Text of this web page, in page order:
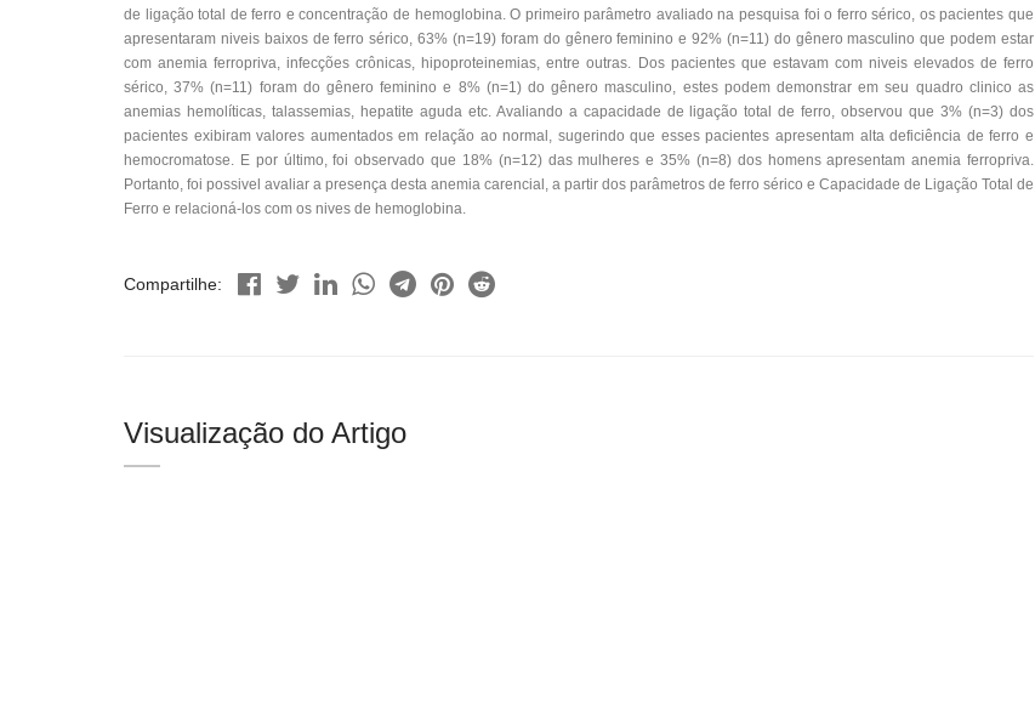
de ligação total de ferro e concentração de hemoglobina. O primeiro parâmetro avaliado na pesquisa foi o ferro sérico, os pacientes que
apresentaram niveis baixos de ferro sérico, 63% (n=19) foram do gênero feminino e 92% (n=11) do gênero masculino que podem estar
com anemia ferropriva, infecções crônicas, hipoproteinemias, entre outras. Dos pacientes que estavam com niveis elevados de ferro
sérico, 37% (n=11) foram do gênero feminino e 8% (n=1) do gênero masculino, estes podem demonstrar em seu quadro clinico as
anemias hemolíticas, talassemias, hepatite aguda etc. Avaliando a capacidade de ligação total de ferro, observou que 3% (n=3) dos
pacientes exibiram valores aumentados em relação ao normal, sugerindo que esses pacientes apresentam alta deficiência de ferro e
hemocromatose. E por último, foi observado que 18% (n=12) das mulheres e 35% (n=8) dos homens apresentam anemia ferropriva.
Portanto, foi possivel avaliar a presença desta anemia carencial, a partir dos parâmetros de ferro sérico e Capacidade de Ligação Total de
Ferro e relacioná-los com os nives de hemoglobina.
Compartilhe:
Visualização do Artigo